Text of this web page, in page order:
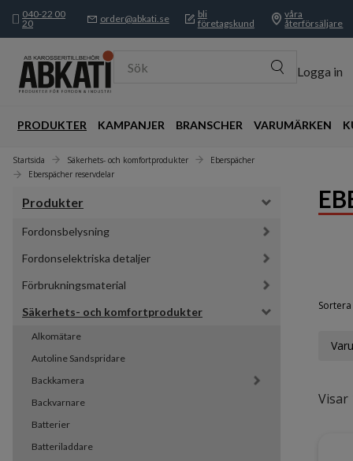
040-22 00
20
order@abkati.se
bli
företagskund
våra
återförsäljare
Sök Logga in
PRODUKTER KAMPANJER BRANSCHER VARUMÄRKEN
Startsida Säkerhets- och komfortprodukter
Eberspächer
Eberspächer reservdelar
Produkter
Fordonsbelysning
Fordonselektriska detaljer
Förbrukningsmaterial
Säkerhets- och komfortprodukter
Alkomätare
Autoline Sandspridare
Backkamera
Backvarnare
Batterier
Batteriladdare
Visar